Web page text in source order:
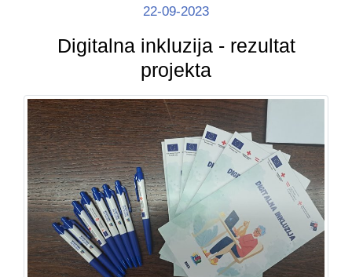
22-09-2023
Digitalna inkluzija - rezultat
projekta